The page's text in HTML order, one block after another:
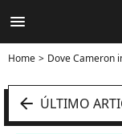
menu
Home Dove Cameron
arrow_left ÚLTIMO